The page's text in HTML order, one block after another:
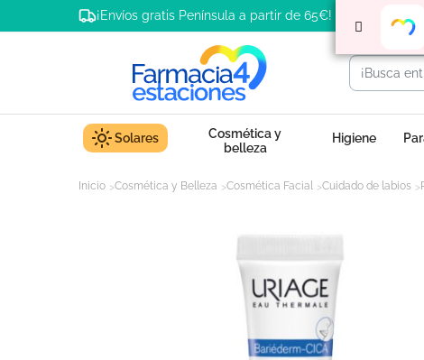
¡Envíos gratis Península a partir de 65€!
Solares
Cosmética y
belleza
Higiene
Inicio Cosmética y Belleza Cosmética Facial Cuidado de labios